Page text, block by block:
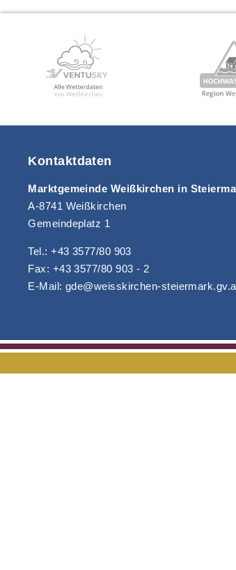
Kontaktdaten
Marktgemeinde Weißkirchen in
A-8741 Weißkirchen
Gemeindeplatz 1
Tel.: +43 3577/80 903
Fax: +43 3577/80 903 - 2
E-Mail: gde@weisskirchen-